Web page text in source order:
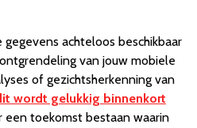
achteloos beschikbaar
van jouw mobiele
of gezichtsherkenning van
wordt gelukkig binnenkort
een toekomst bestaan waarin